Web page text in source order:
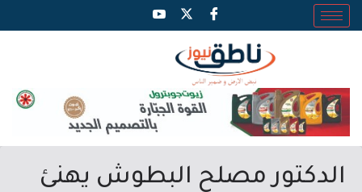
الدكتور مصلح البطوش يهنئ